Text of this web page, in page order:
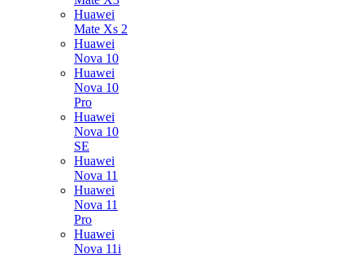
Huawei
Mate Xs 2
Huawei
Nova 10
Huawei
Nova 10
Pro
Huawei
Nova 10
SE
Huawei
Nova 11
Huawei
Nova 11
Pro
Huawei
Nova 11i